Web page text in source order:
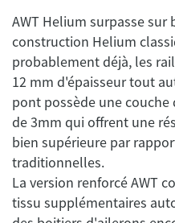
AWT Helium surpasse
construction Helium
probablement déjà, les
12 mm d'épaisseur tout
pont possède une
de 3mm qui offrent une
bien supérieure par
traditionnelles.
La version renforcé AWT
tissu supplémentaires